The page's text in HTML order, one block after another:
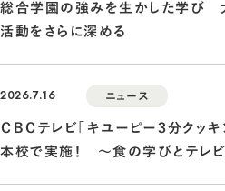
総合学園の強みを生かした学び
活動をさらに深める
2026.7.16 ニュース
ＣＢＣテレビ「キユーピー３分クッ
本校で実施！ ～食の学びとテレ